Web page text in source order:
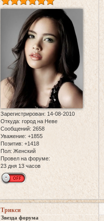
Зарегистрирован: 14-08-2010
Откуда: город на Неве
Сообщений: 2658
Уважение: +1855
Позитив: +1418
Пол: Женский
Провел на форуме:
23 дня 13 часов
Трикси
Звезда форума